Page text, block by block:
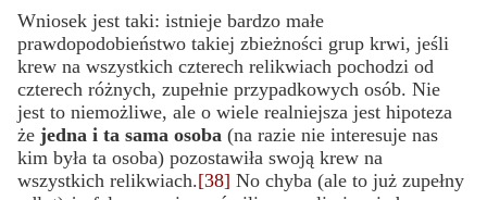
Wniosek jest taki: istnieje bardzo małe
prawdopodobieństwo takiej zbieżności grup krwi, jeśli
krew na wszystkich czterech relikwiach pochodzi od
czterech różnych, zupełnie przypadkowych osób. Nie
jest to niemożliwe, ale o wiele realniejsza jest hipoteza
żejedna i ta sama osoba (na razie nie interesuje nas
kim była ta osoba) pozostawiła swoją krew na
wszystkich relikwiach.[38] No chyba (ale to już zupełny